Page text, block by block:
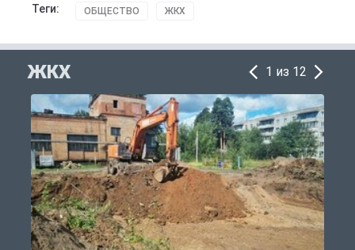
Теги: ОБЩЕСТВО ЖКХ
ЖКХ 1 из 12